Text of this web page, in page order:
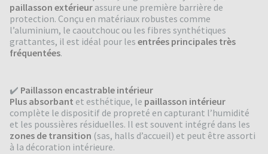
paillasson extérieur assure une première barrière de
protection. Conçu en matériaux robustes comme
l’aluminium, le caoutchouc ou les fibres synthétiques
grattantes, il est idéal pour les entrées principales très
fréquentées.
✔️ Paillasson encastrable intérieur
Plus absorbant et esthétique, le paillasson intérieur
complète le dispositif de propreté en capturant l’humidité
et les poussières résiduelles. Il est souvent intégré dans les
zones de transition (sas, halls d’accueil) et peut être assorti
à la décoration intérieure.